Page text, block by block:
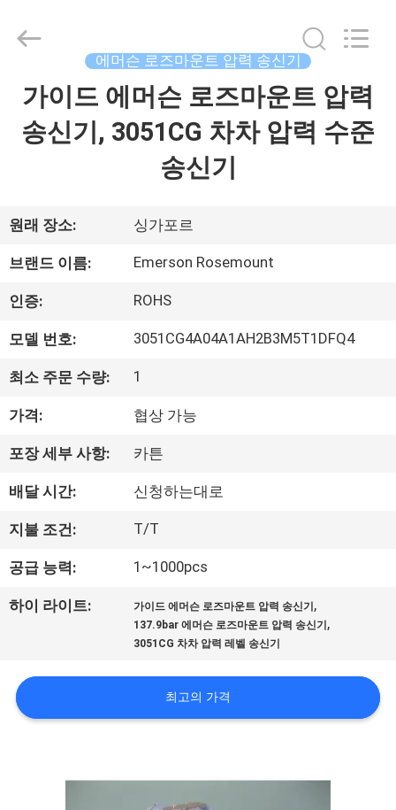
집
우
리
에
것
공
장
투
어
질
2026
GREAT
Reserved.
에머슨 로즈마운트 압력 송신기
가이드 에머슨 로즈마운트 압력
송신기, 3051CG 차차 압력 수준
송신기
원래 장소: 싱가포르
브랜드 이름: Emerson Rosemount
인증: ROHS
모델 번호: 3051CG4A04A1AH2B3M5T1DFQ4
최소 주문 수량: 1
가격: 협상 가능
포장 세부 사항: 카튼
배달 시간: 신청하는대로
지불 조건: T/T
공급 능력: 1~1000pcs
하이 라이트: 가이드 에머슨 로즈마운트 압력 송신기 ,
137.9bar 에머슨 로즈마운트 압력 송신기 ,
3051CG 차차 압력 레벨 송신기
최고의 가격